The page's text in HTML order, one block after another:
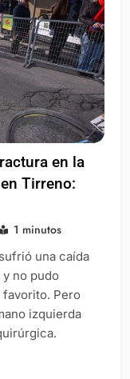
en la
Tirreno:
1 minutos
una caída
no pudo
Pero
izquierda